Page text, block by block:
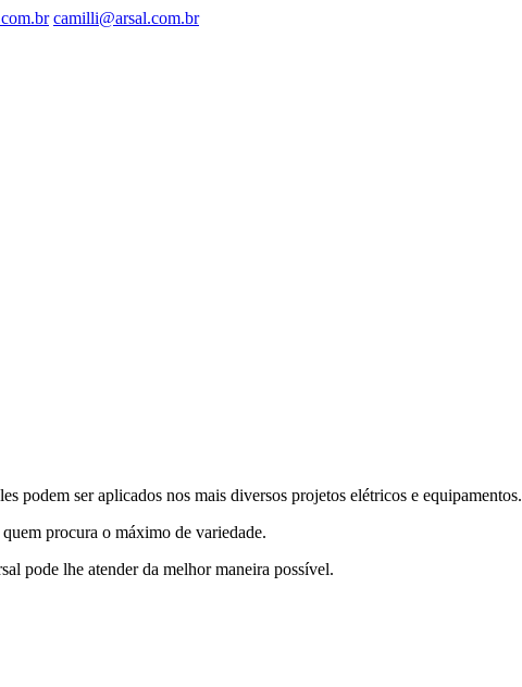
camilli@arsal.com.br
podem ser aplicados nos mais diversos projetos elétricos e equipamentos.
procura o máximo de variedade.
pode lhe atender da melhor maneira possível.